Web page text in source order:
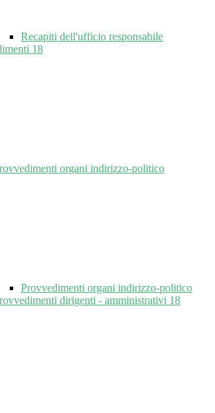
Recapiti dell'ufficio responsabile
18
organi indirizzo-politico
Provvedimenti organi indirizzo-politico
dirigenti - amministrativi 18